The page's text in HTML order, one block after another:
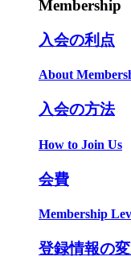
Membership
入会の利点
About
入会の方法
How to Join Us
会費
Membership
登録情報の